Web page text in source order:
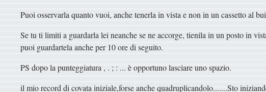
Puoi osservarla quanto vuoi, anche tenerla in vista e non in un cassetto al
Se tu ti limiti a guardarla lei neanche se ne accorge, tienila in un posto in
puoi guardartela anche per 10 ore di seguito.
PS dopo la punteggiatura , . ; : ... è opportuno lasciare uno spazio.
il mio record di covata iniziale,forse anche quadruplicandolo.......Sto